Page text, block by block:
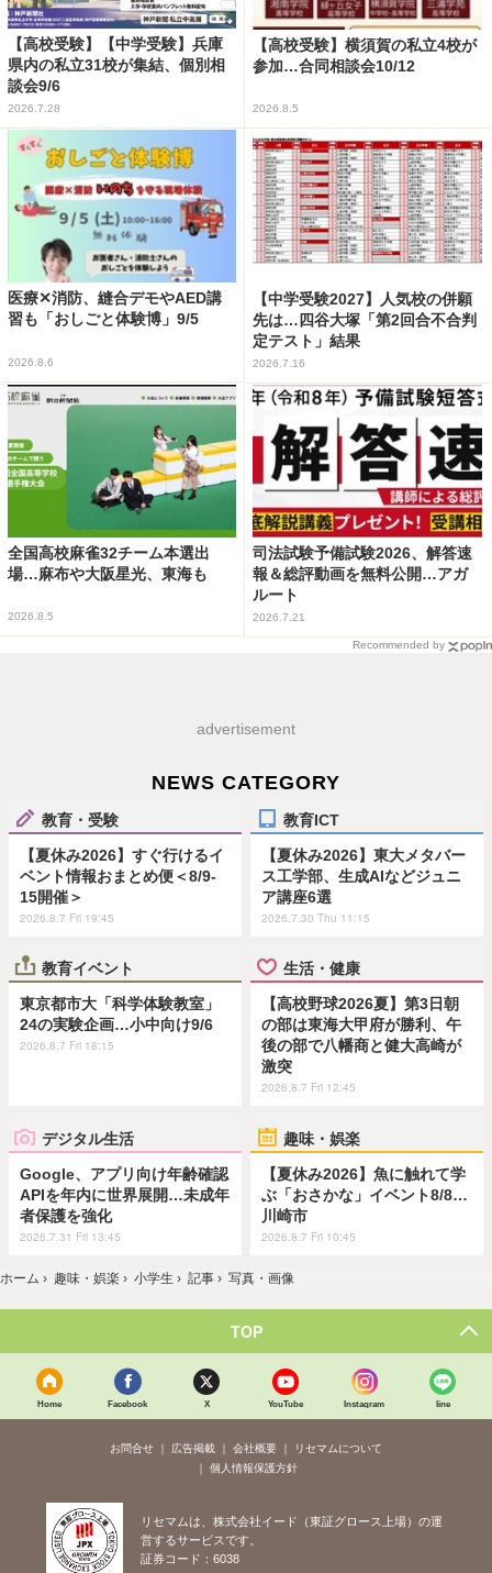
【高校受験】【中学受験】兵庫
県内の私立31校が集結、個別相
談会9/6
2026.7.28
【高校受験】横須賀の私立4校が
参加…合同相談会10/12
2026.8.5
医療✕消防、縫合デモやAED講
習も「おしごと体験博」9/5
2026.8.6
【中学受験2027】人気校の併願
先は…四谷大塚「第2回合不合判
定テスト」結果
2026.7.16
全国高校麻雀32チーム本選出
場…麻布や大阪星光、東海も
2026.8.5
司法試験予備試験2026、解答速
報＆総評動画を無料公開…アガ
ルート
2026.7.21
Recommended by
advertisement
NEWS CATEGORY
教育・受験
【夏休み2026】すぐ行けるイ
ベント情報おまとめ便＜8/9-
15開催＞
2026.8.7 Fri 19:45
教育ICT
【夏休み2026】東大メタバー
ス工学部、生成AIなどジュニ
ア講座6選
2026.7.30 Thu 11:15
教育イベント
東京都市大「科学体験教室」
24の実験企画…小中向け9/6
2026.8.7 Fri 18:15
生活・健康
【高校野球2026夏】第3日朝
の部は東海大甲府が勝利、午
後の部で八幡商と健大高崎が
激突
2026.8.7 Fri 12:45
デジタル生活
Google、アプリ向け年齢確認
APIを年内に世界展開…未成年
者保護を強化
2026.7.31 Fri 13:45
趣味・娯楽
【夏休み2026】魚に触れて学
ぶ「おさかな」イベント8/8…
川崎市
2026.8.7 Fri 10:45
ホーム › 趣味・娯楽 › 小学生 › 記事 › 写真・画像
TOP
Home Facebook X YouTube Instagram line
お問合せ 広告掲載 会社概要
リセマムについて
個人情報保護方針
リセマムは、株式会社イード（東証グロース上場）の運
営するサービスです。
証券コード：6038